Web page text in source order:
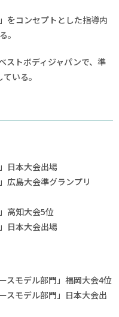
をコンセプトとした指導内
。
ストボディジャパンで、準
いる。
日本大会出場
広島大会準グランプリ
高知大会5位
日本大会出場
スモデル部門」福岡大会4位
スモデル部門」日本大会出